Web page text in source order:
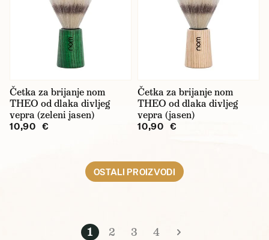
Četka za brijanje nom
THEO od dlaka divljeg
vepra (zeleni jasen)
10,90 €
Četka za brijanje nom
THEO od dlaka divljeg
vepra (jasen)
10,90 €
OSTALI PROIZVODI
1 2 3 4